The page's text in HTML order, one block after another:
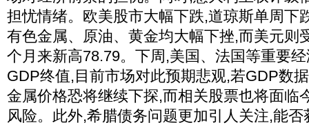
担忧情绪。欧美股市大幅下跌,道琼斯单周下
有色金属、原油、黄金均大幅下挫,而美元则
个月来新高78.79。下周,美国、法国等重要
GDP终值,目前市场对此预期悲观,若GDP数
金属价格恐将继续下探,而相关股票也将面临
风险。此外,希腊债务问题更加引人关注,能